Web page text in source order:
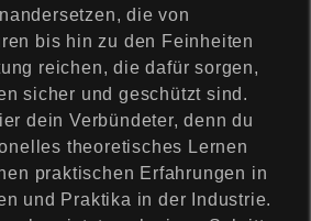
die von
bis hin zu den Feinheiten
reichen, die dafür sorgen,
sicher und geschützt sind.
dein Verbündeter, denn du
theoretisches Lernen
praktischen Erfahrungen in
und Praktika in der Industrie.